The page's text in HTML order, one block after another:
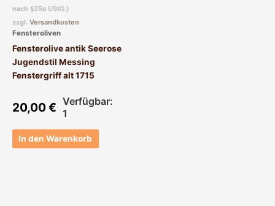
nach §25a UStG.)
zzgl. Versandkosten
Fensteroliven
Fensterolive antik Seerose
Jugendstil Messing
Fenstergriff alt 1715
20,00€ Verfügbar:
1
In den Warenkorb